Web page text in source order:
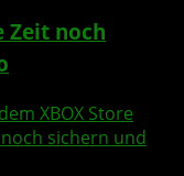
noch
XBOX Store
sichern und